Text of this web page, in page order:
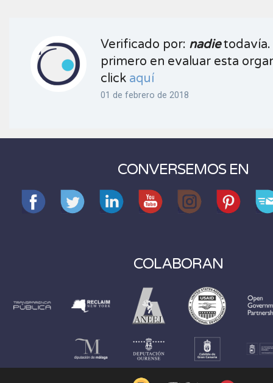
Verificado por: nadietodavía.
primero en evaluar esta
click aquí
01 de febrero de 2018
CONVERSEMOS EN
COLABORAN